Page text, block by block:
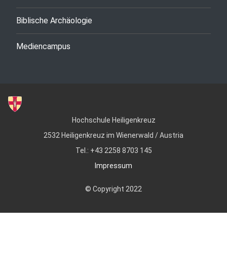
Biblische Archäologie
Mediencampus
Hochschule Heiligenkreuz
2532 Heiligenkreuz im Wienerwald / Austria
Tel.: +43 2258 8703 145
Impressum
© Copyright 2022